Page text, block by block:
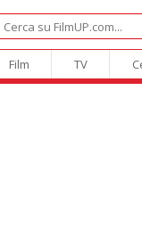
Film TV